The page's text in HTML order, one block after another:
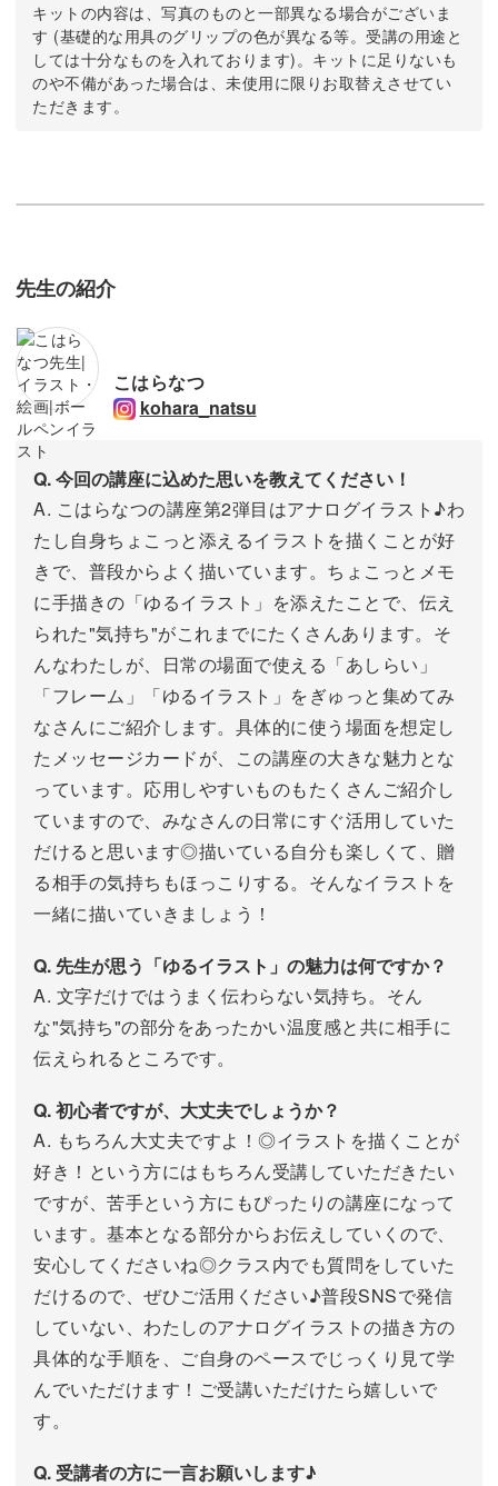
キットの内容は、写真のものと一部異なる場合がございま
す (基礎的な用具のグリップの色が異なる等。受講の用途と
しては十分なものを入れております)。キットに足りないも
のや不備があった場合は、未使用に限りお取替えさせてい
ただきます。
先生の紹介
こはらなつ
kohara_natsu
Q. 今回の講座に込めた思いを教えてください！
A. こはらなつの講座第2弾目はアナログイラスト♪わ
たし自身ちょこっと添えるイラストを描くことが好
きで、普段からよく描いています。ちょこっとメモ
に手描きの「ゆるイラスト」を添えたことで、伝え
られた"気持ち"がこれまでにたくさんあります。そ
んなわたしが、日常の場面で使える「あしらい」
「フレーム」「ゆるイラスト」をぎゅっと集めてみ
なさんにご紹介します。具体的に使う場面を想定し
たメッセージカードが、この講座の大きな魅力とな
っています。応用しやすいものもたくさんご紹介し
ていますので、みなさんの日常にすぐ活用していた
だけると思います◎描いている自分も楽しくて、贈
る相手の気持ちもほっこりする。そんなイラストを
一緒に描いていきましょう！
Q. 先生が思う「ゆるイラスト」の魅力は何ですか？
A. 文字だけではうまく伝わらない気持ち。そん
な"気持ち"の部分をあったかい温度感と共に相手に
伝えられるところです。
Q. 初心者ですが、大丈夫でしょうか？
A. もちろん大丈夫ですよ！◎イラストを描くことが
好き！という方にはもちろん受講していただきたい
ですが、苦手という方にもぴったりの講座になって
います。基本となる部分からお伝えしていくので、
安心してくださいね◎クラス内でも質問をしていた
だけるので、ぜひご活用ください♪普段SNSで発信
していない、わたしのアナログイラストの描き方の
具体的な手順を、ご自身のペースでじっくり見て学
んでいただけます！ご受講いただけたら嬉しいで
す。
Q. 受講者の方に一言お願いします♪